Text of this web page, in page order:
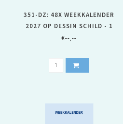
351-DZ: 48X WEEKKALENDER
2027 OP DESSIN SCHILD - 1
DOOS
€--,--